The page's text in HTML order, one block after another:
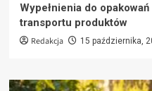
Wypełnienia do
transportu produktów
Redakcja 15 października,